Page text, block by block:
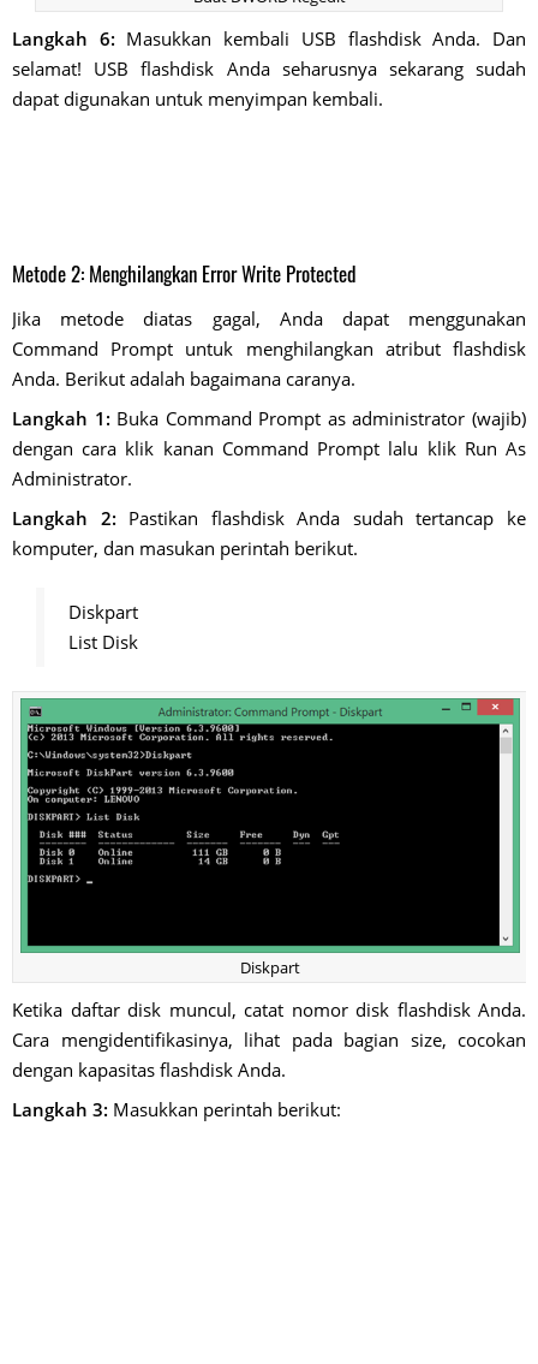
Langkah 6: Masukkan kembali USB flashdisk Anda. Dan
selamat! USB flashdisk Anda seharusnya sekarang sudah
dapat digunakan untuk menyimpan kembali.
Metode 2: Menghilangkan Error Write Protected
Jika metode diatas gagal, Anda dapat menggunakan
Command Prompt untuk menghilangkan atribut flashdisk
Anda. Berikut adalah bagaimana caranya.
Langkah 1: Buka Command Prompt as administrator (wajib)
dengan cara klik kanan Command Prompt lalu klik Run As
Administrator.
Langkah 2: Pastikan flashdisk Anda sudah tertancap ke
komputer, dan masukan perintah berikut.
Diskpart
List Disk
Diskpart
Ketika daftar disk muncul, catat nomor disk flashdisk Anda.
Cara mengidentifikasinya, lihat pada bagian size, cocokan
dengan kapasitas flashdisk Anda.
Langkah 3: Masukkan perintah berikut: